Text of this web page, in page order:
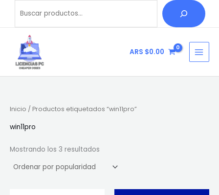
contenido
ARS $0.00
Inicio / Productos etiquetados “win11pro”
win11pro
Mostrando los 3 resultados
Ordenado